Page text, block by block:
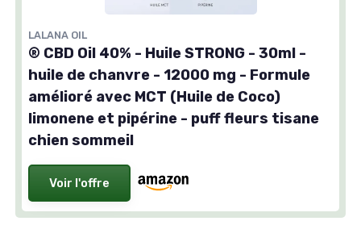
LALANA OIL
® CBD Oil 40% - Huile STRONG - 30ml -
huile de chanvre - 12000 mg - Formule
amélioré avec MCT (Huile de Coco)
limonene et pipérine - puff fleurs tisane
chien sommeil
Voir l'offre